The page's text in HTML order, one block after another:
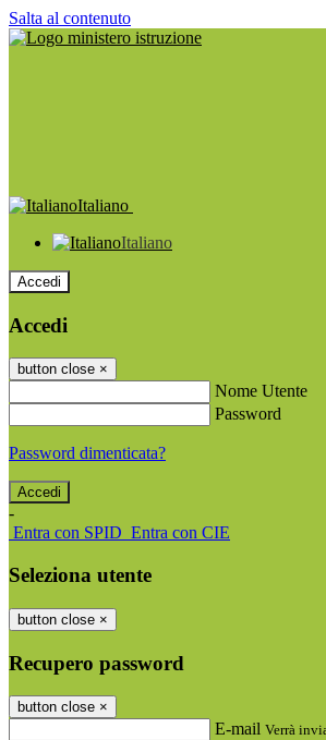
Salta al contenuto
Italiano
Italiano
Accedi
Accedi
button close ×
Nome Utente
Password
Password dimenticata?
-
Entra con SPID Entra con CIE
Seleziona utente
button close ×
Recupero password
button close ×
E-mail Verrà